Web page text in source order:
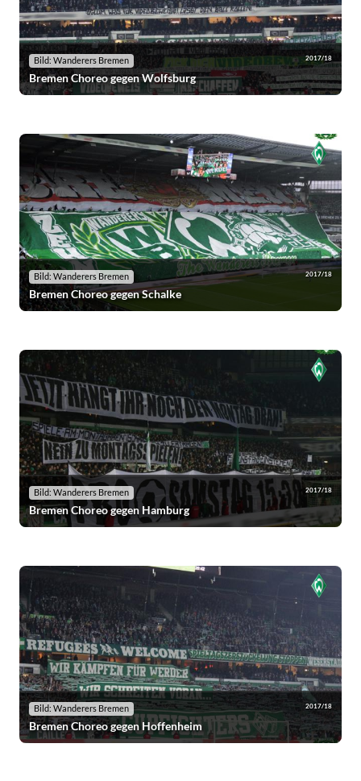
Bild: Wanderers Bremen 2017/18
Bremen Choreo gegen Wolfsburg
Bild: Wanderers Bremen 2017/18
Bremen Choreo gegen Schalke
Bild: Wanderers Bremen 2017/18
Bremen Choreo gegen Hamburg
Bild: Wanderers Bremen 2017/18
Bremen Choreo gegen Hoffenheim